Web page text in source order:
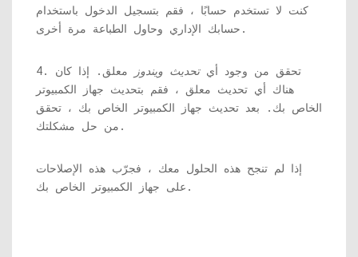
كنت لا تستخدم حسابًا ، فقم بتسجيل الدخول باستخدام
حسابك الإداري وحاول الطباعة مرة أخرى.
4. تحقق من وجود أيتحديث ويندوز
معلق. إذا كان
هناك أي تحديث معلق ، فقم بتحديث جهاز الكمبيوتر
الخاص بك. بعد تحديث جهاز الكمبيوتر الخاص بك ، تحقق
من حل مشكلتك.
إذا لم تنجح هذه الحلول معك ، فجرّب هذه الإصلاحات
على جهاز الكمبيوتر الخاص بك.